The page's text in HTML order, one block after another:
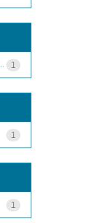
1
1
1